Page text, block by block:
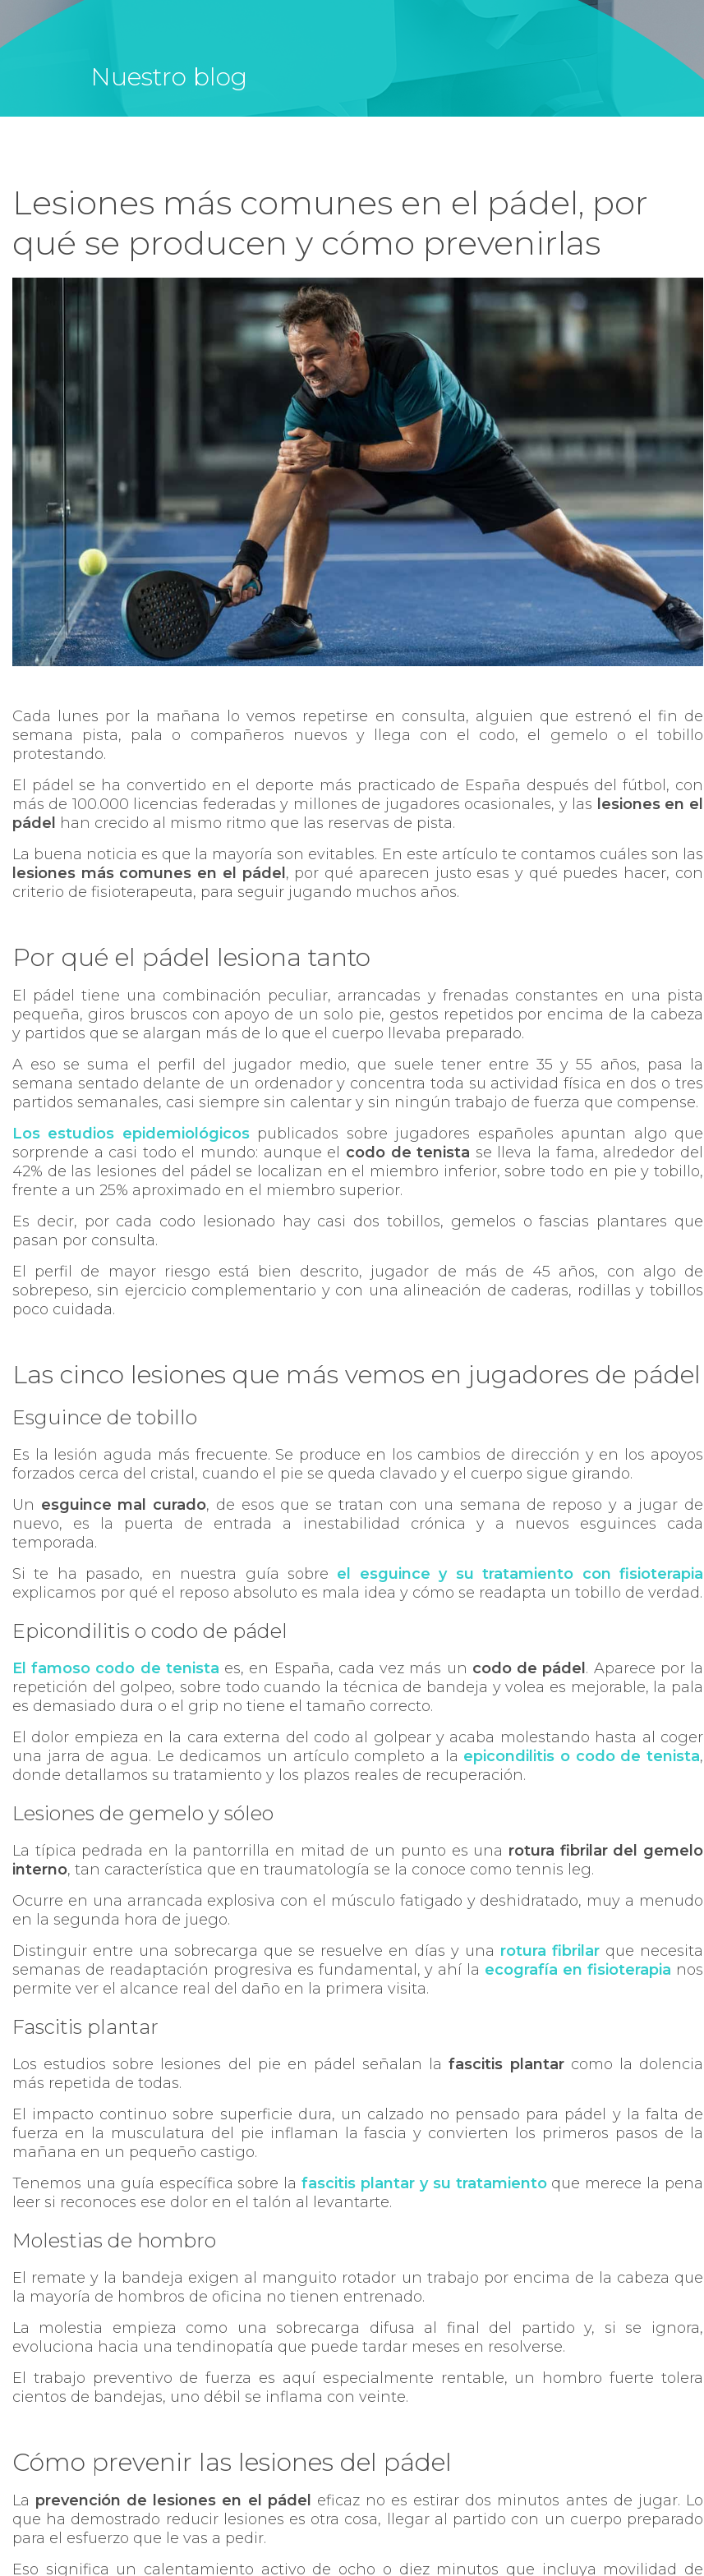
Nuestro blog
Lesiones más comunes en el pádel, por
qué se producen y cómo prevenirlas
Cada lunes por la mañana lo vemos repetirse en consulta, alguien que estrenó el fin de
semana pista, pala o compañeros nuevos y llega con el codo, el gemelo o el tobillo
protestando.
El pádel se ha convertido en el deporte más practicado de España después del fútbol, con
más de 100.000 licencias federadas y millones de jugadores ocasionales, y las lesiones en el
pádel
han crecido al mismo ritmo que las reservas de pista.
La buena noticia es que la mayoría son evitables. En este artículo te contamos cuáles son las
lesiones más comunes en el pádel , por qué aparecen justo esas y qué puedes hacer, con
criterio de fisioterapeuta, para seguir jugando muchos años.
Por qué el pádel lesiona tanto
El pádel tiene una combinación peculiar, arrancadas y frenadas constantes en una pista
pequeña, giros bruscos con apoyo de un solo pie, gestos repetidos por encima de la cabeza
y partidos que se alargan más de lo que el cuerpo llevaba preparado.
A eso se suma el perfil del jugador medio, que suele tener entre 35 y 55 años, pasa la
semana sentado delante de un ordenador y concentra toda su actividad física en dos o tres
partidos semanales, casi siempre sin calentar y sin ningún trabajo de fuerza que compense.
Los estudios epidemiológicos publicados sobre jugadores españoles apuntan algo que
sorprende a casi todo el mundo: aunque el codo de tenista se lleva la fama, alrededor del
42% de las lesiones del pádel se localizan en el miembro inferior, sobre todo en pie y tobillo,
frente a un 25% aproximado en el miembro superior.
Es decir, por cada codo lesionado hay casi dos tobillos, gemelos o fascias plantares que
pasan por consulta.
El perfil de mayor riesgo está bien descrito, jugador de más de 45 años, con algo de
sobrepeso, sin ejercicio complementario y con una alineación de caderas, rodillas y tobillos
poco cuidada.
Las cinco lesiones que más vemos en jugadores de pádel
Esguince de tobillo
Es la lesión aguda más frecuente. Se produce en los cambios de dirección y en los apoyos
forzados cerca del cristal, cuando el pie se queda clavado y el cuerpo sigue girando.
Un esguince mal curado, de esos que se tratan con una semana de reposo y a jugar de
nuevo, es la puerta de entrada a inestabilidad crónica y a nuevos esguinces cada
temporada.
Si te ha pasado, en nuestra guía sobre el esguince y su tratamiento con fisioterapia
explicamos por qué el reposo absoluto es mala idea y cómo se readapta un tobillo de verdad.
Epicondilitis o codo de pádel
El famoso codo de tenista es, en España, cada vez más un codo de pádel . Aparece por la
repetición del golpeo, sobre todo cuando la técnica de bandeja y volea es mejorable, la pala
es demasiado dura o el grip no tiene el tamaño correcto.
El dolor empieza en la cara externa del codo al golpear y acaba molestando hasta al coger
una jarra de agua. Le dedicamos un artículo completo a la epicondilitis o codo de tenista,
donde detallamos su tratamiento y los plazos reales de recuperación.
Lesiones de gemelo y sóleo
La típica pedrada en la pantorrilla en mitad de un punto es una rotura fibrilar del gemelo
interno, tan característica que en traumatología se la conoce como tennis leg.
Ocurre en una arrancada explosiva con el músculo fatigado y deshidratado, muy a menudo
en la segunda hora de juego.
Distinguir entre una sobrecarga que se resuelve en días y una rotura fibrilarque necesita
semanas de readaptación progresiva es fundamental, y ahí la ecografía en fisioterapia nos
permite ver el alcance real del daño en la primera visita.
Fascitis plantar
Los estudios sobre lesiones del pie en pádel señalan lafascitis plantarcomo la dolencia
más repetida de todas.
El impacto continuo sobre superficie dura, un calzado no pensado para pádel y la falta de
fuerza en la musculatura del pie inflaman la fascia y convierten los primeros pasos de la
mañana en un pequeño castigo.
Tenemos una guía específica sobre lafascitis plantar y su tratamientoque merece la pena
leer si reconoces ese dolor en el talón al levantarte.
Molestias de hombro
El remate y la bandeja exigen al manguito rotador un trabajo por encima de la cabeza que
la mayoría de hombros de oficina no tienen entrenado.
La molestia empieza como una sobrecarga difusa al final del partido y, si se ignora,
evoluciona hacia una tendinopatía que puede tardar meses en resolverse.
El trabajo preventivo de fuerza es aquí especialmente rentable, un hombro fuerte tolera
cientos de bandejas, uno débil se inflama con veinte.
Cómo prevenir las lesiones del pádel
La prevención de lesiones en el pádel
eficaz no es estirar dos minutos antes de jugar. Lo
que ha demostrado reducir lesiones es otra cosa, llegar al partido con un cuerpo preparado
para el esfuerzo que le vas a pedir.
Eso significa un calentamiento activo de ocho o diez minutos que incluya movilidad de